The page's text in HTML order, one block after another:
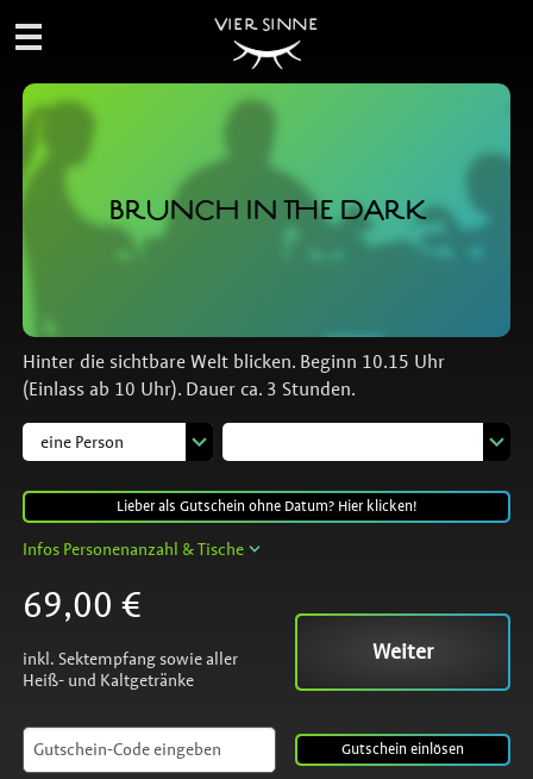
VIER SINNE
BRUNCH IN THE DARK
Hinter die sichtbare Welt blicken. Beginn 10.15 Uhr
(Einlass ab 10 Uhr). Dauer ca. 3 Stunden.
Lieber als Gutschein ohne Datum? Hier klicken!
Infos Personenanzahl & Tische
69,00 €
inkl. Sektempfang sowie aller
Heiß- und Kaltgetränke
Weiter
Gutschein einlösen